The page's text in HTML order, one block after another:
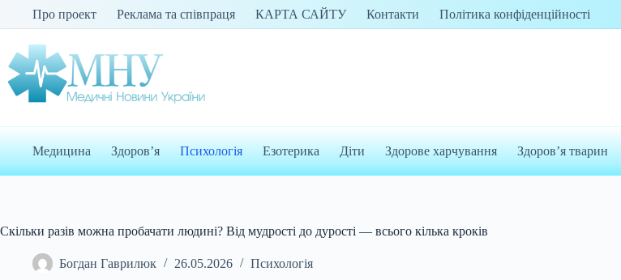
Про проект Реклама та співпраця КАРТА САЙТУ Контакти Політика конфіденційності
Медицина Здоров’я Психологія Езотерика Діти Здорове харчування Здоров’я тварин
Скільки разів можна пробачати людині? Від мудрості до дурості — всього кілька кроків
Богдан Гаврилюк 26.05.2026 Психологія